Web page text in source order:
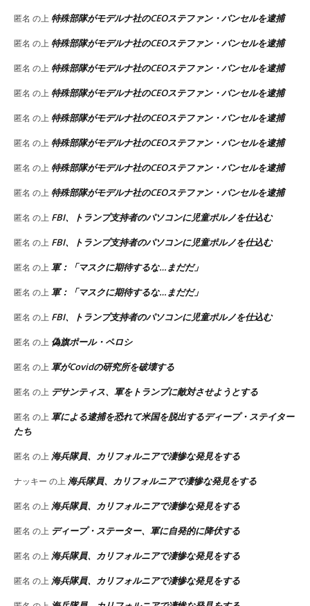
匿名 の上 特殊部隊がモデルナ社のCEOステファン・バンセルを逮捕
匿名 の上 特殊部隊がモデルナ社のCEOステファン・バンセルを逮捕
匿名 の上 特殊部隊がモデルナ社のCEOステファン・バンセルを逮捕
匿名 の上 特殊部隊がモデルナ社のCEOステファン・バンセルを逮捕
匿名 の上 特殊部隊がモデルナ社のCEOステファン・バンセルを逮捕
匿名 の上 特殊部隊がモデルナ社のCEOステファン・バンセルを逮捕
匿名 の上 特殊部隊がモデルナ社のCEOステファン・バンセルを逮捕
匿名 の上 特殊部隊がモデルナ社のCEOステファン・バンセルを逮捕
匿名 の上 FBI、トランプ支持者のパソコンに児童ポルノを仕込む
匿名 の上 FBI、トランプ支持者のパソコンに児童ポルノを仕込む
匿名 の上 軍：「マスクに期待するな…まだだ」
匿名 の上 軍：「マスクに期待するな…まだだ」
匿名 の上 FBI、トランプ支持者のパソコンに児童ポルノを仕込む
匿名 の上 偽旗ポール・ペロシ
匿名 の上 軍がCovidの研究所を破壊する
匿名 の上 デサンティス、軍をトランプに敵対させようとする
匿名 の上 軍による逮捕を恐れて米国を脱出するディープ・ステイター
たち
匿名 の上 海兵隊員、カリフォルニアで凄惨な発見をする
ナッキー の上 海兵隊員、カリフォルニアで凄惨な発見をする
匿名 の上 海兵隊員、カリフォルニアで凄惨な発見をする
匿名 の上 ディープ・ステーター、軍に自発的に降伏する
匿名 の上 海兵隊員、カリフォルニアで凄惨な発見をする
匿名 の上 海兵隊員、カリフォルニアで凄惨な発見をする